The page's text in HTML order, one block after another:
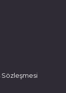
Sözleşmesi